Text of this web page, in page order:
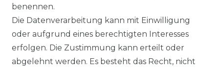
Produkteigenschaften dar. Der Anbieter
behält sich das Recht vor, jederzeit und
ohne vorherige Ankündigung Änderungen
an den dargestellten Produkten
vorzunehmen.
benennen.
Die Datenverarbeitung kann mit Einwilligung
oder aufgrund eines berechtigten Interesses
erfolgen. Die Zustimmung kann erteilt oder
abgelehnt werden. Es besteht das Recht, nicht